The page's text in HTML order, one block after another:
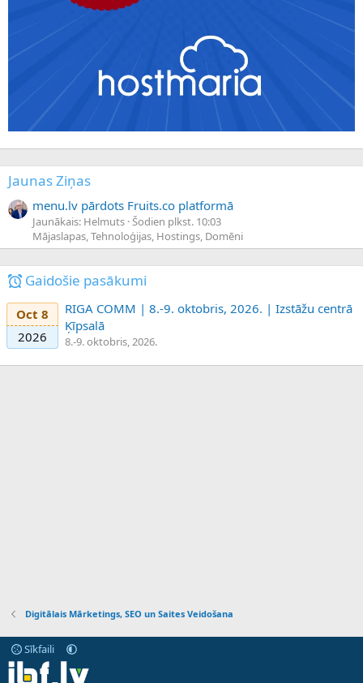
Jaunas Ziņas
menu.lv pārdots Fruits.co platformā
Jaunākais: Helmuts Šodien plkst. 10:03
Mājaslapas, Tehnoloģijas, Hostings, Domēni
Gaidošie pasākumi
Oct 8
2026
RIGA COMM | 8.-9. oktobris, 2026. | Izstāžu centrā
Ķīpsalā
8.-9. oktobris, 2026.
Digitālais Mārketings, SEO un Saites Veidošana
Sīkfaili